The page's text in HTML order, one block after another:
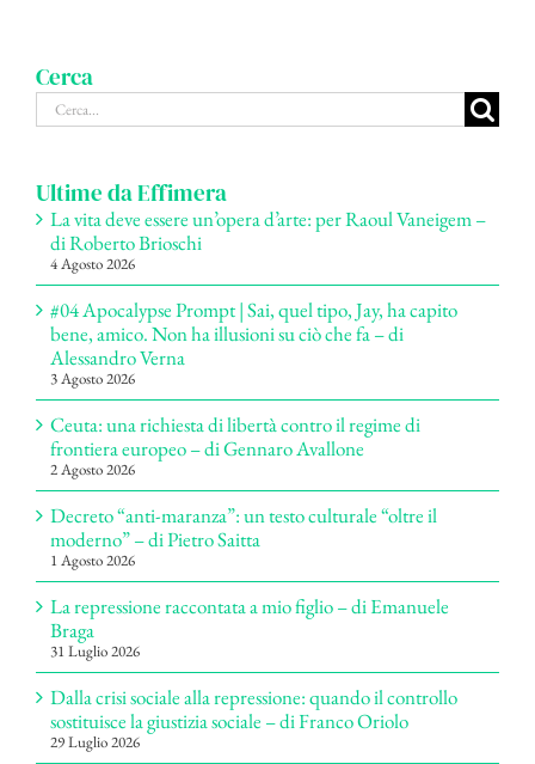
Cerca
Cerca
per:
Ultime da Effimera
La vita deve essere un’opera d’arte: per Raoul Vaneigem –
di Roberto Brioschi
4 Agosto 2026
#04 Apocalypse Prompt | Sai, quel tipo, Jay, ha capito
bene, amico. Non ha illusioni su ciò che fa – di
Alessandro Verna
3 Agosto 2026
Ceuta: una richiesta di libertà contro il regime di
frontiera europeo – di Gennaro Avallone
2 Agosto 2026
Decreto “anti-maranza”: un testo culturale “oltre il
moderno” – di Pietro Saitta
1 Agosto 2026
La repressione raccontata a mio figlio – di Emanuele
Braga
31 Luglio 2026
Dalla crisi sociale alla repressione: quando il controllo
sostituisce la giustizia sociale – di Franco Oriolo
29 Luglio 2026